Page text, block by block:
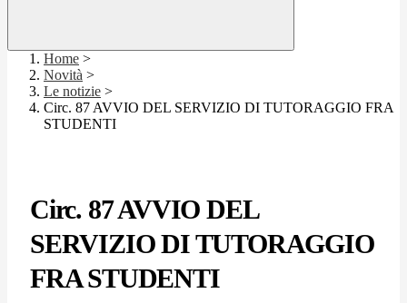
Home >
Novità >
Le notizie >
Circ. 87 AVVIO DEL SERVIZIO DI TUTORAGGIO FRA
STUDENTI
Circ. 87 AVVIO DEL
SERVIZIO DI TUTORAGGIO
FRA STUDENTI